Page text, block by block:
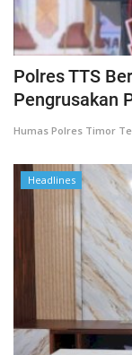
Polres TTS
Pengrusakan
Humas Polres Timor
Headlines